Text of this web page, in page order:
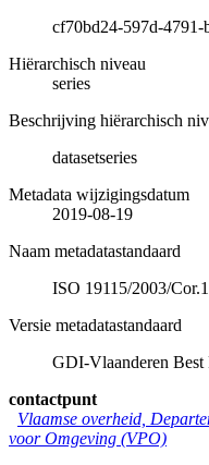
cf70bd24-597d-4791-
Hiërarchisch niveau
series
Beschrijving hiërarchisch
datasetseries
Metadata wijzigingsdatum
2019-08-19
Naam metadatastandaard
ISO 19115/2003/
Versie metadatastandaard
GDI-Vlaanderen Best
contactpunt
Vlaamse overheid,
voor Omgeving (VPO)